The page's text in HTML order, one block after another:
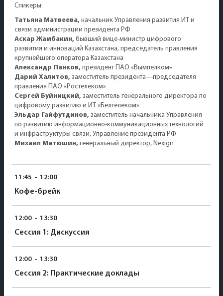
Спикеры:
Татьяна Матвеева, начальник Управления развития ИТ и
связи администрации президента РФ
Аскар Жамбакин, бывший вице-министр цифрового
развития и инноваций Казахстана, председатель правления
крупнейшего оператора Казахстана
Александр Панков, президент ПАО «Вымпелком»
Дарий Халитов, заместитель президента—председателя
правления ПАО «Ростелеком»
Сергей Буйницкий, заместитель генерального директора по
цифровому развитию и ИТ «Белтелеком»
Эльдар Гайфутдинов, заместитель начальника Управления
по развитию информационно-коммуникационных технологий
и инфраструктуры связи, Управление президента РФ
Михаил Матюшин, генеральный директор, Nexign
11:45 - 12:00
Кофе-брейк
12:00 - 13:30
Сессия 1: Дискуссия
12:00 - 13:30
Сессия 2: Практические доклады